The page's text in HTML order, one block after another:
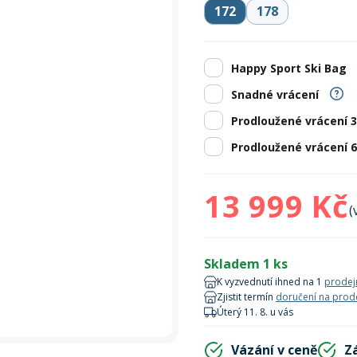
Oblečení
Frisbee a jiné
Sluneční brýle
Doplňky
172
178
Happy Sport Ski Bag
Snadné vrácení
Prodloužené vrácení
Prodloužené vrácení
13 999 Kč
Skladem 1 ks
K vyzvednutí ihned na 1
Zjistit termín doručení na
Úterý 11. 8. u vás
Vázání v ceně